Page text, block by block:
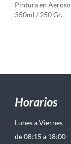
Pintura en
350ml / 250 Gr.
Horarios
Lunes a Viernes
de 08:15 a 18:00